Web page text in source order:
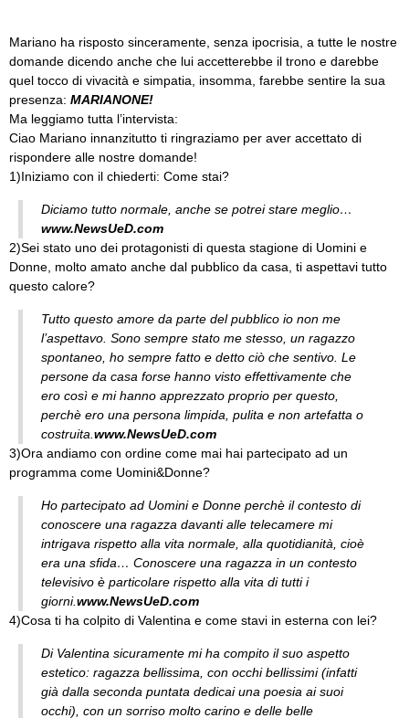
Mariano ha risposto sinceramente, senza ipocrisia, a tutte le nostre
domande dicendo anche che lui accetterebbe il trono e darebbe
quel tocco di vivacità e simpatia, insomma, farebbe sentire la sua
presenza: MARIANONE!
Ma leggiamo tutta l’intervista:
Ciao Mariano innanzitutto ti ringraziamo per aver accettato di
rispondere alle nostre domande!
1)Iniziamo con il chiederti: Come stai?
Diciamo tutto normale, anche se potrei stare meglio…
www.NewsUeD.com
2)Sei stato uno dei protagonisti di questa stagione di Uomini e
Donne, molto amato anche dal pubblico da casa, ti aspettavi tutto
questo calore?
Tutto questo amore da parte del pubblico io non me
l’aspettavo. Sono sempre stato me stesso, un ragazzo
spontaneo, ho sempre fatto e detto ciò che sentivo. Le
persone da casa forse hanno visto effettivamente che
ero così e mi hanno apprezzato proprio per questo,
perchè ero una persona limpida, pulita e non artefatta o
costruita. www.NewsUeD.com
3)Ora andiamo con ordine come mai hai partecipato ad un
programma come Uomini&Donne?
Ho partecipato ad Uomini e Donne perchè il contesto di
conoscere una ragazza davanti alle telecamere mi
intrigava rispetto alla vita normale, alla quotidianità, cioè
era una sfida… Conoscere una ragazza in un contesto
televisivo è particolare rispetto alla vita di tutti i
giorni.www.NewsUeD.com
4)Cosa ti ha colpito di Valentina e come stavi in esterna con lei?
Di Valentina sicuramente mi ha compito il suo aspetto
estetico: ragazza bellissima, con occhi bellissimi (infatti
già dalla seconda puntata dedicai una poesia ai suoi
occhi), con un sorriso molto carino e delle belle